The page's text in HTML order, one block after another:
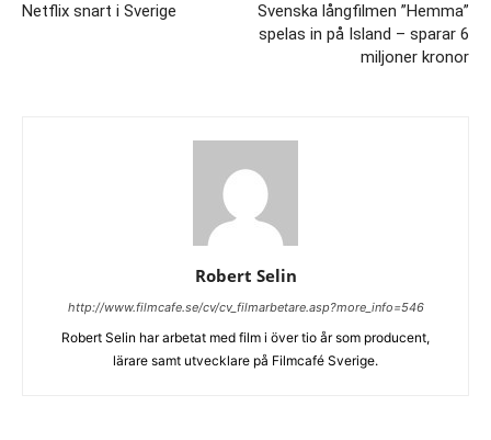
Netflix snart i Sverige
Svenska långfilmen ”Hemma”
spelas in på Island – sparar 6
miljoner kronor
Robert Selin
http://www.filmcafe.se/cv/cv_filmarbetare.asp?more_info=546
Robert Selin har arbetat med film i över tio år som producent,
lärare samt utvecklare på Filmcafé Sverige.